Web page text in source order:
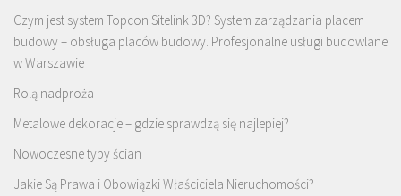
Czym jest system Topcon Sitelink 3D? System zarządzania placem
budowy – obsługa placów budowy. Profesjonalne usługi budowlane
w Warszawie
Rolą nadproża
Metalowe dekoracje – gdzie sprawdzą się najlepiej?
Nowoczesne typy ścian
Jakie Są Prawa i Obowiązki Właściciela Nieruchomości?